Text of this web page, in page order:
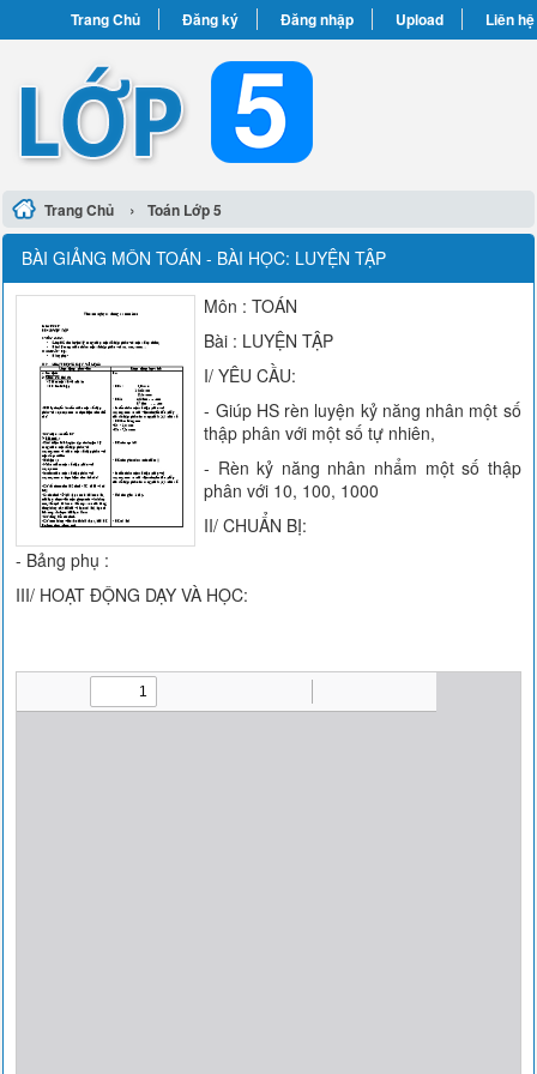
Trang Chủ Đăng ký Đăng nhập Upload Liên hệ
Trang Chủ › Toán Lớp 5
BÀI GIẢNG MÔN TOÁN - BÀI HỌC: LUYỆN TẬP
Môn : TOÁN
Bài : LUYỆN TẬP
I/ YÊU CẦU:
- Giúp HS rèn luyện kỷ năng nhân một số
thập phân với một số tự nhiên,
- Rèn kỷ năng nhân nhẩm một số thập
phân với 10, 100, 1000
II/ CHUẨN BỊ:
- Bảng phụ :
III/ HOẠT ĐỘNG DẠY VÀ HỌC: